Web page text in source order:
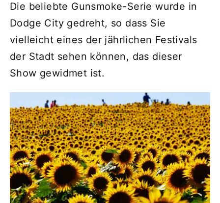
Die beliebte Gunsmoke-Serie wurde in
Dodge City gedreht, so dass Sie
vielleicht eines der jährlichen Festivals
der Stadt sehen können, das dieser
Show gewidmet ist.